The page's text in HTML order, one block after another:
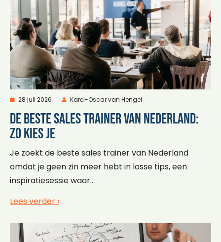
28 juli 2026 Karel-Oscar van Hengel
De beste sales trainer van Nederland:
zo kies je
Je zoekt de beste sales trainer van Nederland
omdat je geen zin meer hebt in losse tips, een
inspiratiesessie waar..
Lees verder ›